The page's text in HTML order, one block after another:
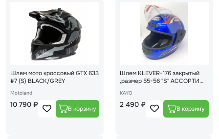
Шлем мото кроссовый GTX 633
#7 (S) BLACK/GREY
Motoland
10 790 ₽
Шлем KLEVER-176 закрытый
,размер 55-56 "S" АССОРТИ
KAYO
2 490 ₽